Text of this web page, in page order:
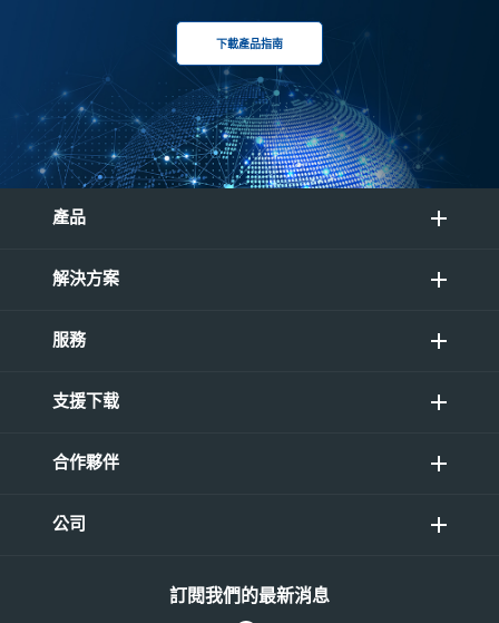
下載產品指南
產品
解決方案
服務
支援下载
合作夥伴
公司
訂閱我們的最新消息